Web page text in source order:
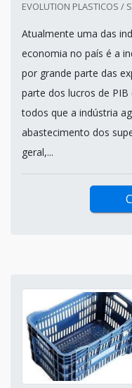
EVOLUTION PLASTICOS /
Atualmente uma das
economia no país é a
por grande parte das
parte dos lucros de
todos que a indústria
abastecimento dos
geral,...